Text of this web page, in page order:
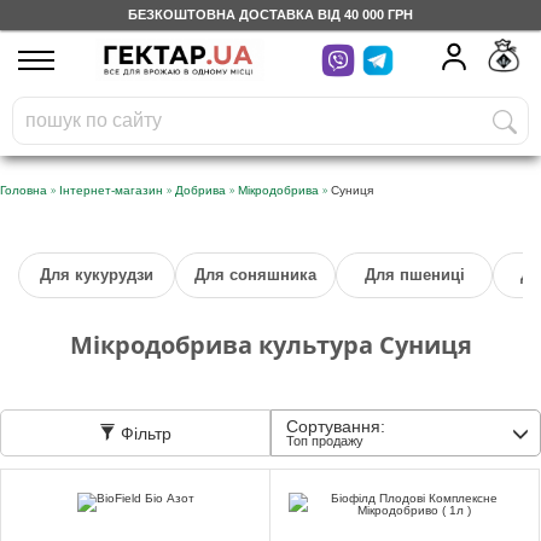
БЕЗКОШТОВНА ДОСТАВКА ВІД 40 000 ГРН
UA
На вашому
бонусному рахунку
грн
Безкоштовно по Україні
Категорії
Щоденник
Доставка
Відгуки
Головна » Інтернет-магазин » Добрива » Мікродобрива » Суниця
Для кукурудзи Для соняшника Для пшениці
Мікродобрива культура Суниця
Фільтр Сортування:
Топ продажу